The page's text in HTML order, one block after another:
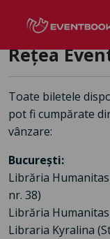
Rețea
Toate biletele
pot fi cumpărate
vânzare:
București:
Librăria
nr. 38)
Librăria
Libraria Kyralina (